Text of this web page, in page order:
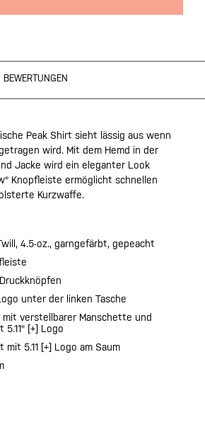
BEWERTUNGEN
Peak Shirt sieht lässig aus wenn
wird. Mit dem Hemd in der
Jacke wird ein eleganter Look
Knopfleiste ermöglicht schnellen
Kurzwaffe.
4.5-oz., garngefärbt, gepeacht
unter der linken Tasche
verstellbarer Manschette und
[+] Logo
5.11 [+] Logo am Saum